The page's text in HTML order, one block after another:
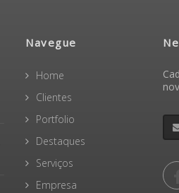
Navegue
Home
Clientes
Portfolio
Destaques
Serviços
Empresa